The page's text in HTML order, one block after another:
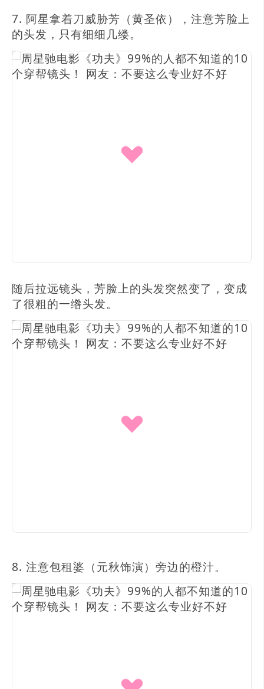
7. 阿星拿着刀威胁芳（黄圣依），注意芳脸上
的头发，只有细细几缕。
随后拉远镜头，芳脸上的头发突然变了，变成
了很粗的一绺头发。
8. 注意包租婆（元秋饰演）旁边的橙汁。